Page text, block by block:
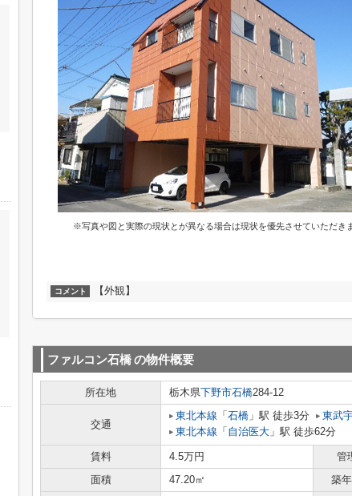
※写真や図と実際の現状とが異なる場合は現状を優先させていただき
コメント 【外観】
ファルコン石橋の物件概要
所在地 栃木県下野市石橋284-12
交通
東北本線 「 石橋 」駅 徒歩3分 東武
東北本線 「 自治医大 」駅 徒歩62分
賃料 4.5万円 管
面積
47.20㎡ 築